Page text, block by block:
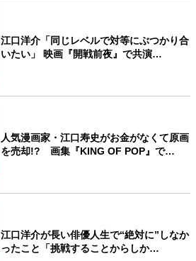
江口洋介「同じレベルで対等にぶつかり合
いたい」 映画『開戦前夜』で共演…
人気漫画家・江口寿史がお金がなくて原画
を売却!? 画集『KING OF POP』で…
江口洋介が長い俳優人生で“絶対に”しなか
ったこと「挑戦することからしか…